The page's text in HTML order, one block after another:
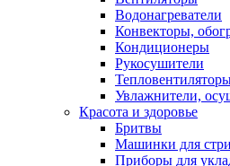
Водонагреватели
Конвекторы,
Кондиционеры
Рукосушители
Увлажнители,
Красота и здоровье
Бритвы
Машинки для
Приборы для